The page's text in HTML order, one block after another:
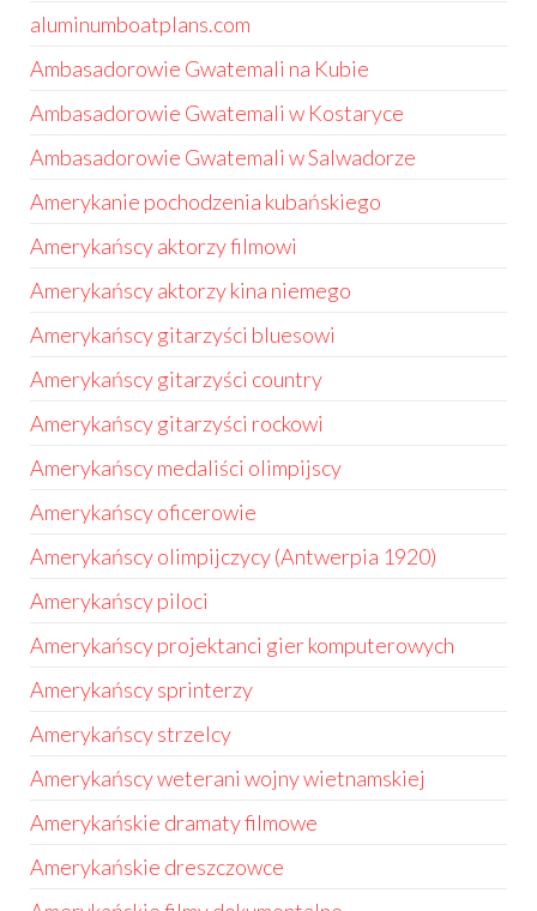
aluminumboatplans.com
Ambasadorowie Gwatemali na Kubie
Ambasadorowie Gwatemali w Kostaryce
Ambasadorowie Gwatemali w Salwadorze
Amerykanie pochodzenia kubańskiego
Amerykańscy aktorzy filmowi
Amerykańscy aktorzy kina niemego
Amerykańscy gitarzyści bluesowi
Amerykańscy gitarzyści country
Amerykańscy gitarzyści rockowi
Amerykańscy medaliści olimpijscy
Amerykańscy oficerowie
Amerykańscy olimpijczycy (Antwerpia 1920)
Amerykańscy piloci
Amerykańscy projektanci gier komputerowych
Amerykańscy sprinterzy
Amerykańscy strzelcy
Amerykańscy weterani wojny wietnamskiej
Amerykańskie dramaty filmowe
Amerykańskie dreszczowce